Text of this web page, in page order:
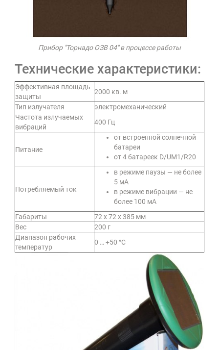
Прибор "Торнадо ОЗВ 04" в процессе работы
Технические характеристики:
Эффективная площадь
защиты
2000 кв. м
Тип излучателя
электромеханический
Частота излучаемых
вибраций
400 Гц
Питание
от встроенной солнечной
батареи
от 4 батареек D/UM1/R20
Потребляемый ток
в режиме паузы — не более
5 мА
в режиме вибрации — не
более 100 мА
Габариты
72 х 72 х 385 мм
Вес
200 г
Диапазон рабочих
температур
0 … +50 °С